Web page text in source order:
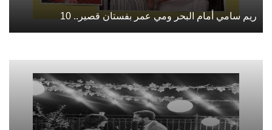
ريم سامي أمام البحر ومي عمر بفستان قصير.. 10